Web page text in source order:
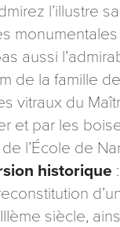
l’illustre
monumentales
aussi
de la famille
vitraux du
et par les
l’École de
historique
siècle,